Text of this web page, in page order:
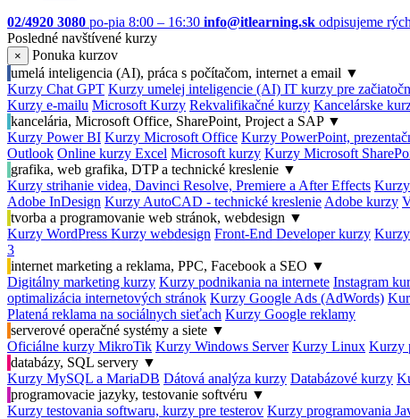
02/4920 3080 po-pia 8:00 – 16:30 info@itlearning.sk odpisujeme
Posledné navštívené kurzy
×
Ponuka kurzov
umelá inteligencia (AI), práca s počítačom, internet a email ▼
Kurzy Chat GPT Kurzy umelej inteligencie (AI) IT kurzy pre
Kurzy e-mailu Microsoft Kurzy Rekvalifikačné kurzy Kancelárske
kancelária, Microsoft Office, SharePoint, Project a SAP ▼
Kurzy Power BI Kurzy Microsoft Office Kurzy PowerPoint,
Outlook Online kurzy Excel Microsoft kurzy Kurzy Microsoft
grafika, web grafika, DTP a technické kreslenie ▼
Kurzy strihanie videa, Davinci Resolve, Premiere a After Effects
Adobe InDesign Kurzy AutoCAD - technické kreslenie Adobe kurzy
tvorba a programovanie web stránok, webdesign ▼
Kurzy WordPress Kurzy webdesign Front-End Developer kurzy
3
internet marketing a reklama, PPC, Facebook a SEO ▼
Digitálny marketing kurzy Kurzy podnikania na internete Instagram
optimalizácia internetových stránok Kurzy Google Ads (AdWords)
Platená reklama na sociálnych sieťach Kurzy Google reklamy
serverové operačné systémy a siete ▼
Oficiálne kurzy MikroTik Kurzy Windows Server Kurzy Linux Kurzy
databázy, SQL servery ▼
Kurzy MySQL a MariaDB Dátová analýza kurzy Databázové kurzy
programovacie jazyky, testovanie softvéru ▼
Kurzy testovania softwaru, kurzy pre testerov Kurzy programovania